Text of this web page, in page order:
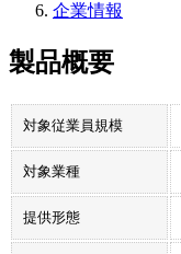
企業情報
製品概要
対象従業員規模
対象業種
提供形態